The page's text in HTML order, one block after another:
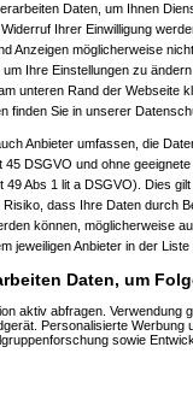
Daten, um Ihnen
Ihrer Einwilligung
Anzeigen möglicherweise
Ihre Einstellungen zu
unteren Rand der Webseite
finden Sie in unserer
Anbieter umfassen, die
DSGVO und ohne
Abs 1 lit a DSGVO). Dies
dass Ihre Daten durch
können, möglicherweise
jeweiligen Anbieter in der
Daten, um
aktiv abfragen. Verwendung
Personalisierte Werbung
sowie